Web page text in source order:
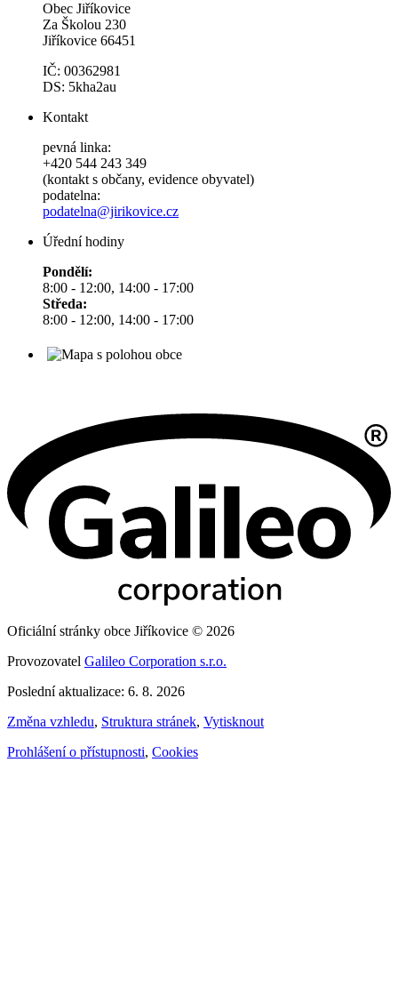
Obec Jiříkovice
Za Školou 230
Jiříkovice 66451
IČ: 00362981
DS: 5kha2au
Kontakt
pevná linka:
+420 544 243 349
(kontakt s občany, evidence obyvatel)
podatelna:
podatelna@jirikovice.cz
Úřední hodiny
Pondělí:
8:00 - 12:00, 14:00 - 17:00
Středa:
8:00 - 12:00, 14:00 - 17:00
Oficiální stránky obce Jiříkovice © 2026
Provozovatel Galileo Corporation s.r.o.
Poslední aktualizace: 6. 8. 2026
Změna vzhledu, Struktura stránek, Vytisknout
Prohlášení o přístupnosti, Cookies